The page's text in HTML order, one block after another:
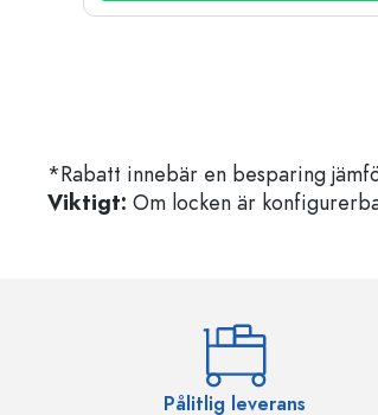
*Rabatt innebär en besparing
Viktigt: Om locken är
Pålitlig leverans